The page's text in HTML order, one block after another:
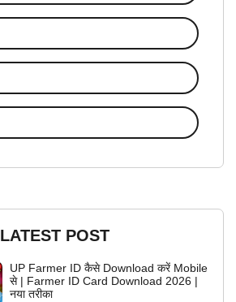
LATEST POST
UP Farmer ID कैसे Download करें Mobile
से | Farmer ID Card Download 2026 |
नया तरीका